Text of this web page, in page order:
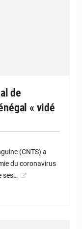
de
« vidé
(CNTS) a
du coronavirus
ses…